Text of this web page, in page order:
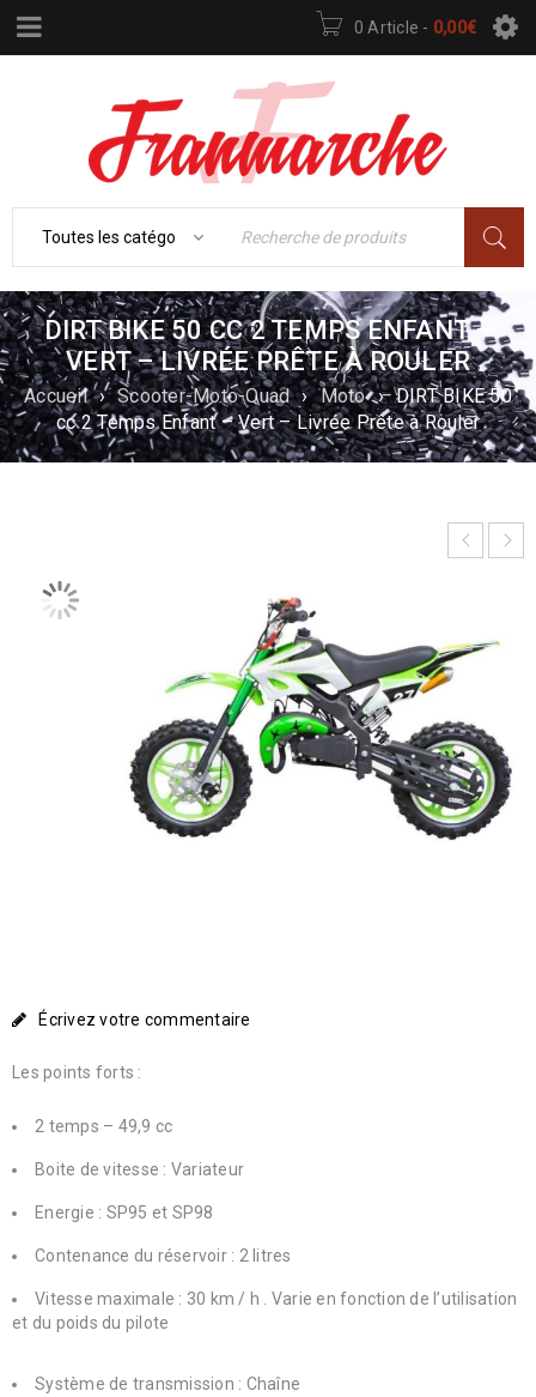
0 Article - 0,00€
DIRT BIKE 50 CC 2 TEMPS ENFANT –
VERT – LIVRÉE PRÊTE À ROULER
Accueil › Scooter-Moto-Quad › Moto › DIRT BIKE 50
cc 2 Temps Enfant – Vert – Livrée Prête à Rouler
Écrivez votre commentaire
Les points forts :
2 temps – 49,9 cc
Boite de vitesse : Variateur
Energie : SP95 et SP98
Contenance du réservoir : 2 litres
Vitesse maximale : 30 km / h . Varie en fonction de l’utilisation
et du poids du pilote
Système de transmission : Chaîne